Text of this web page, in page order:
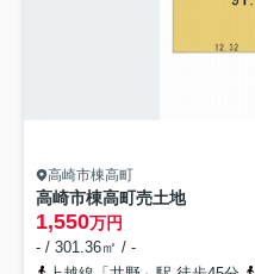
高崎市棟高町
高崎市棟高町売土地
1,550万円
- / 301.36㎡ / -